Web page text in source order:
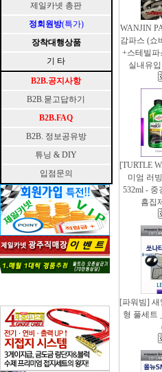
제일카넷 총판
정회원방(특가)
장착대행상품
기 타
B2B.공지사항
B2B.묻고답하기
B2B.FAQ
B2B. 정보공유방
튜닝 & DIY
입점문의
WANJIN
감파스 (쇼
+스테빌파
실내유
[TURTLE
미엄 러
532ml - 중
흠집
[파워빔]
형 풀세트